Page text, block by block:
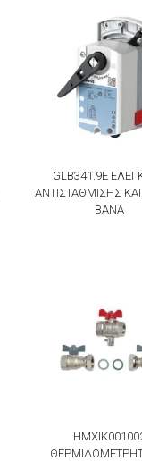
GLB341.9E
ΑΝΤΙΣΤΑΘΜΙΣΗΣ
ΒΑΝΑ